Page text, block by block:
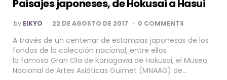
Paisajes japoneses, de Hokusai a Hasui
POSTED
BY
by EIKYO 22 DE AGOSTO DE 2017 0 COMMENTS
A través de un centenar de estampas japonesas de los
fondos de la colección nacional, entre ellos
la famosa Gran Ola de Kanagawa de Hokusai, el Museo
Nacional de Artes Asiáticas Guimet (MNAAG) de…